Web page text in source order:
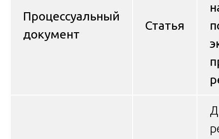
Процессуальный
документ
Статья